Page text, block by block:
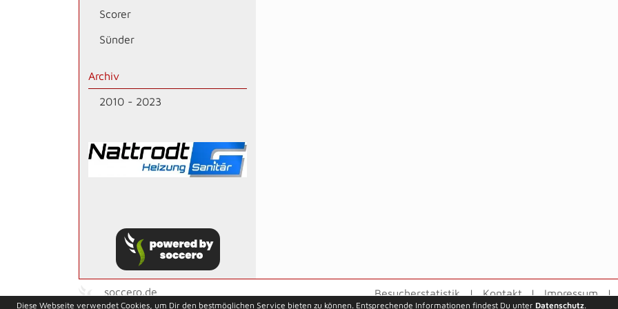
Scorer
Sünder
Archiv
2010 - 2023
soccero.de
© 2006 - 2026
Besucherstatistik Kontakt Impressum
Diese Webseite verwendet Cookies, um Dir den bestmöglichen Service bieten zu können. Entsprechende Informationen findest Du unter Datenschutz.